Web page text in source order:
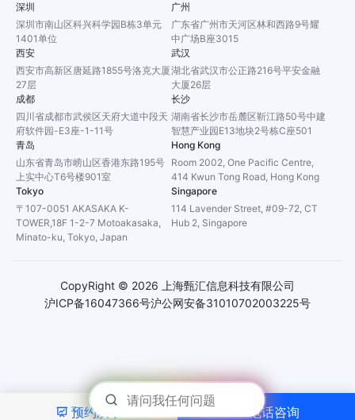
深圳
深圳市南山区科兴科学园B栋3单元
1401单位
广州
广东省广州市天河区林和西路9号耀
中广场B座3015
西安
西安市高新区唐延路1855号洛克大厦
27层
武汉
湖北省武汉市公正路216号平安金融
大厦26层
成都
四川省成都市武侯区天府大道中段天
府软件园-E3座-1-11号
长沙
湖南省长沙市岳麓区靳江路50号中建
智慧产业园E13地块2号栋C座501
青岛
山东省青岛市崂山区香港东路195号
上实中心T6号楼901室
Hong Kong
Room 2002, One Pacific Centre,
414 Kwun Tong Road, Hong Kong
Tokyo
〒107-0051 AKASAKA K-
TOWER,18F 1-2-7 Motoakasaka,
Minato-ku, Tokyo, Japan
Singapore
114 Lavender Street, #09-72, CT
Hub 2, Singapore
沪ICP备16047366号沪公网安备31010702003225号
CopyRight © 2026 上海甄汇信息科技有限公司
预约演示 电话咨询